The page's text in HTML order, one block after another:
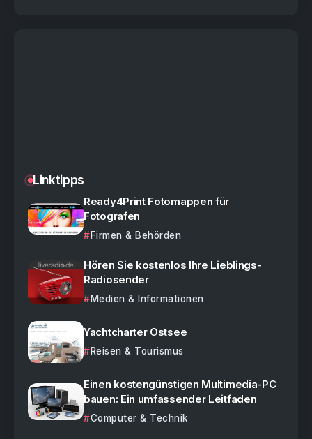
Linktipps
Ready4Print Fotomappen für
Fotografen
Firmen & Behörden
Hören Sie kostenlos Ihre Lieblings-
Radiosender
Medien & Informationen
Yachtcharter Ostsee
Reisen & Tourismus
Einen kostengünstigen Multimedia-PC
bauen: Ein umfassender Leitfaden
Computer & Technik